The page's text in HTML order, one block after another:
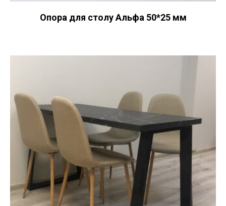
Опора для столу Альфа 50*25 мм